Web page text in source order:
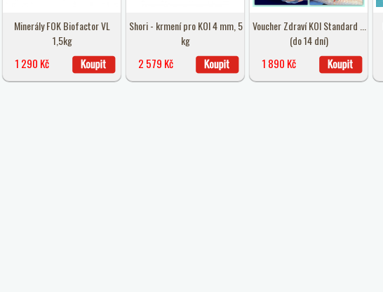
Minerály FOK Biofactor VL
1,5kg
1 290 Kč
Shori - krmení pro KOI 4 mm, 5
kg
2 579 Kč
Voucher Zdraví KOI Standard ...
(do 14 dní)
1 890 Kč